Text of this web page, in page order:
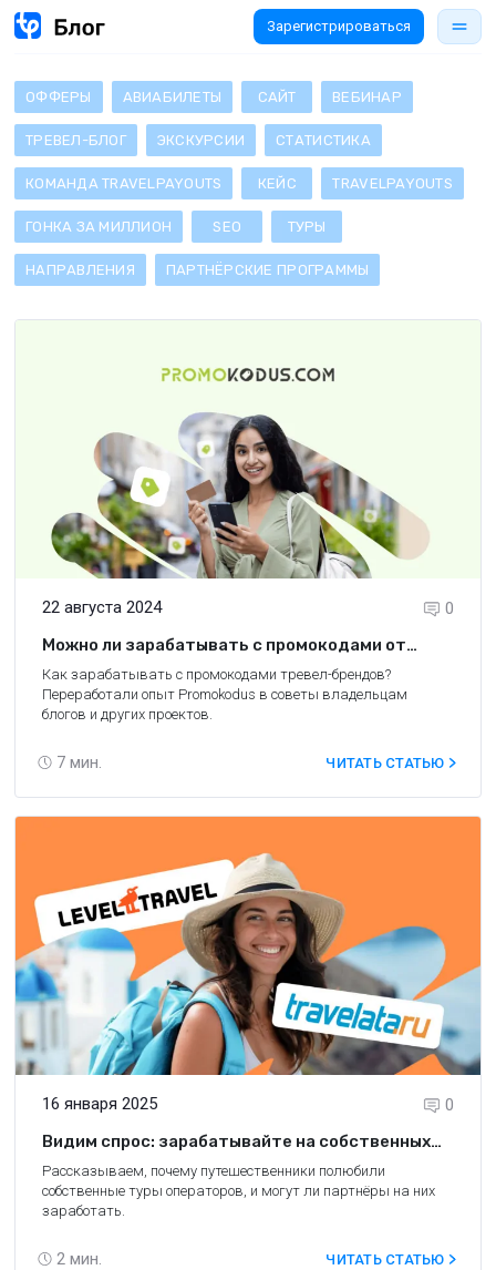
Зарегистрироваться
ОФФЕРЫ АВИАБИЛЕТЫ САЙТ ВЕБИНАР
ТРЕВЕЛ-БЛОГ ЭКСКУРСИИ СТАТИСТИКА
КОМАНДА TRAVELPAYOUTS КЕЙС TRAVELPAYOUTS
ГОНКА ЗА МИЛЛИОН SEO ТУРЫ
НАПРАВЛЕНИЯ ПАРТНЁРСКИЕ ПРОГРАММЫ
22 августа 2024
7 мин.
0
Можно ли зарабатывать с промокодами от
брендов Travelpayouts? Опыт партнёра
Как зарабатывать с промокодами тревел-брендов?
Переработали опыт Promokodus в советы владельцам
блогов и других проектов.
ЧИТАТЬ СТАТЬЮ
16 января 2025
2 мин.
0
Видим спрос: зарабатывайте на собственных
турах агрегаторов Travelata и Level.Travel
Рассказываем, почему путешественники полюбили
собственные туры операторов, и могут ли партнёры на них
заработать.
ЧИТАТЬ СТАТЬЮ